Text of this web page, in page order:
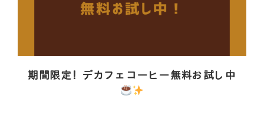
期間限定！デカフェコーヒー無料お試し中